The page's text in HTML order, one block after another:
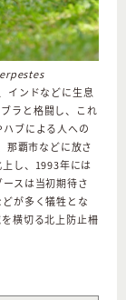
インドなどに生息
ラと格闘し、これ
ブによる人への
那覇市などに放さ
し、1993年には
スは当初期待さ
が多く犠牲とな
横切る北上防止柵